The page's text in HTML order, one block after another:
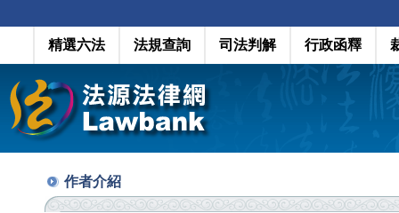
精選六法 法規查詢 司法判解 行政函釋
作者介紹